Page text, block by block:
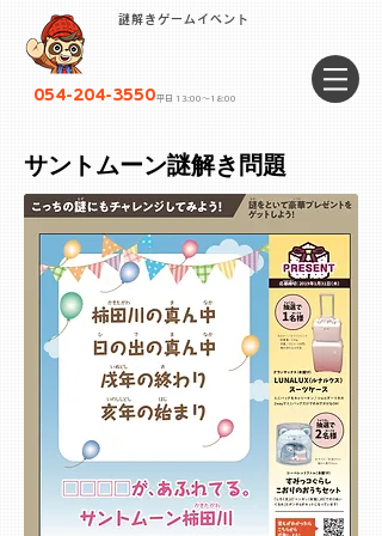
謎解きゲームイベント
054-204-3550 平日 13:00〜18:00
​サントムーン謎解き問題